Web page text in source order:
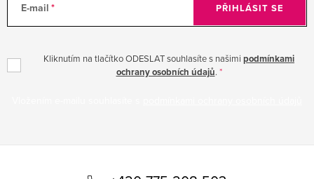
E-mail
Kliknutím na tlačítko ODESLAT souhlasíte s našimi podmínkami
ochrany osobních údajů.
PŘIHLÁSIT SE